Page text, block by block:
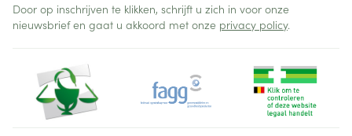
Door op inschrijven te klikken, schrijft u zich in voor onze
nieuwsbrief en gaat u akkoord met onze privacy policy.